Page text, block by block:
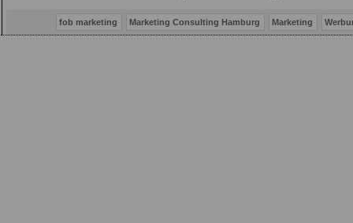
fob marketing Marketing Consulting Hamburg Marketing